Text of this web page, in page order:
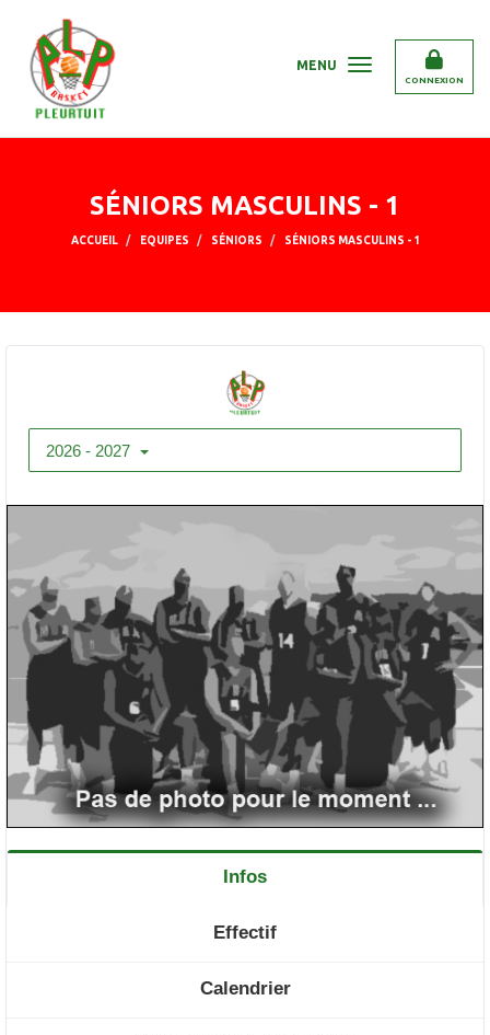
CONNEXION
MENU
SÉNIORS MASCULINS - 1
ACCUEIL EQUIPES SÉNIORS SÉNIORS MASCULINS - 1
2026 - 2027
Infos
Effectif
Calendrier